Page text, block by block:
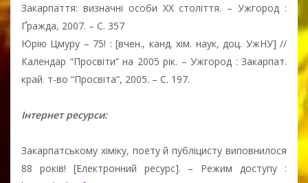
Закарпаття: визначні особи ХХ століття. – Ужгород :
Ґражда, 2007. – С. 357
Юрію Цмуру – 75! : [вчен., канд. хім. наук, доц. УжНУ] //
Календар “Просвіти” на 2005 рік. – Ужгород : Закарпат.
край. т-во “Просвіта”, 2005. – С. 197.
Інтернет ресурси:
Закарпатському хіміку, поету й публіцисту виповнилося
88 років! [Електронний ресурс]. – Режим доступу :